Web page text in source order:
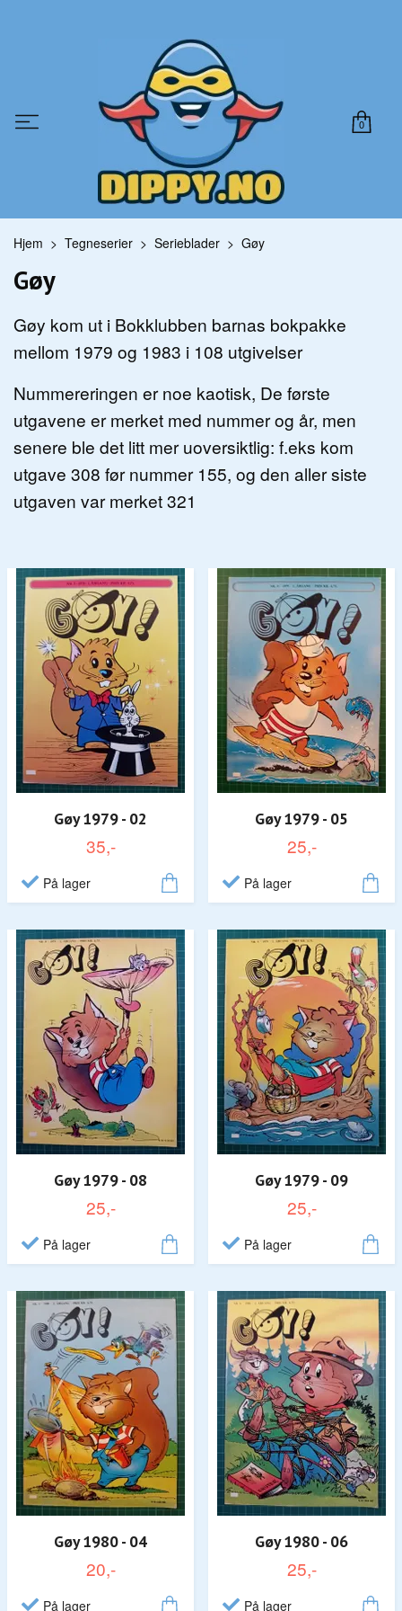
0
Hjem Tegneserier Serieblader Gøy
Gøy
Gøy kom ut i Bokklubben barnas bokpakke
mellom 1979 og 1983 i 108 utgivelser
Nummereringen er noe kaotisk, De første
utgavene er merket med nummer og år, men
senere ble det litt mer uoversiktlig: f.eks kom
utgave 308 før nummer 155, og den aller siste
utgaven var merket 321
Gøy 1979 - 02
35,-
På lager
Gøy 1979 - 05
25,-
På lager
Gøy 1979 - 08
25,-
På lager
Gøy 1979 - 09
25,-
På lager
Gøy 1980 - 04
20,-
På lager
Gøy 1980 - 06
25,-
På lager